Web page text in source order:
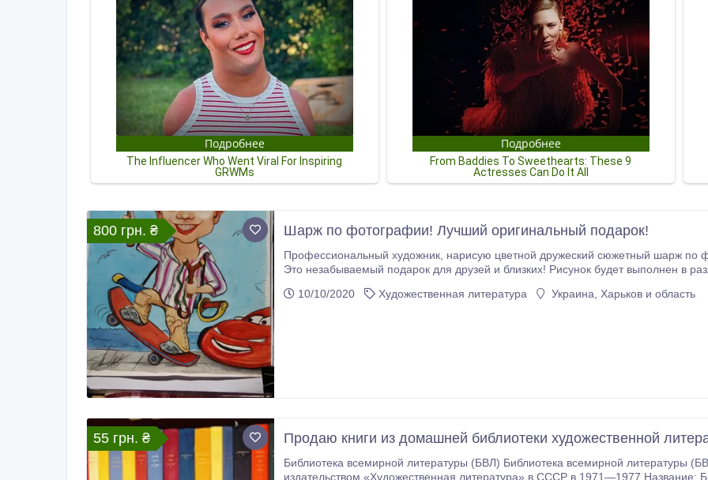
800 грн. ₴ Шарж по фотографии! Лучший оригинальный подарок!
Профессиональный художник, нарисую цветной дружеский сюжетный шарж по фотографии. Сюжет может быть любой и не один.
Это незабываемый подарок для друзей и близких! Рисунок будет выполнен в различных
10/10/2020
Художественная литература Украина, Харьков и область
55 грн. ₴ Продаю книги из домашней библиотеки художественной
Библиотека всемирной литературы (БВЛ) Библиотека всемирной литературы (БВЛ) —
издательством «Художественная литература» в СССР в 1971—1977 Название: